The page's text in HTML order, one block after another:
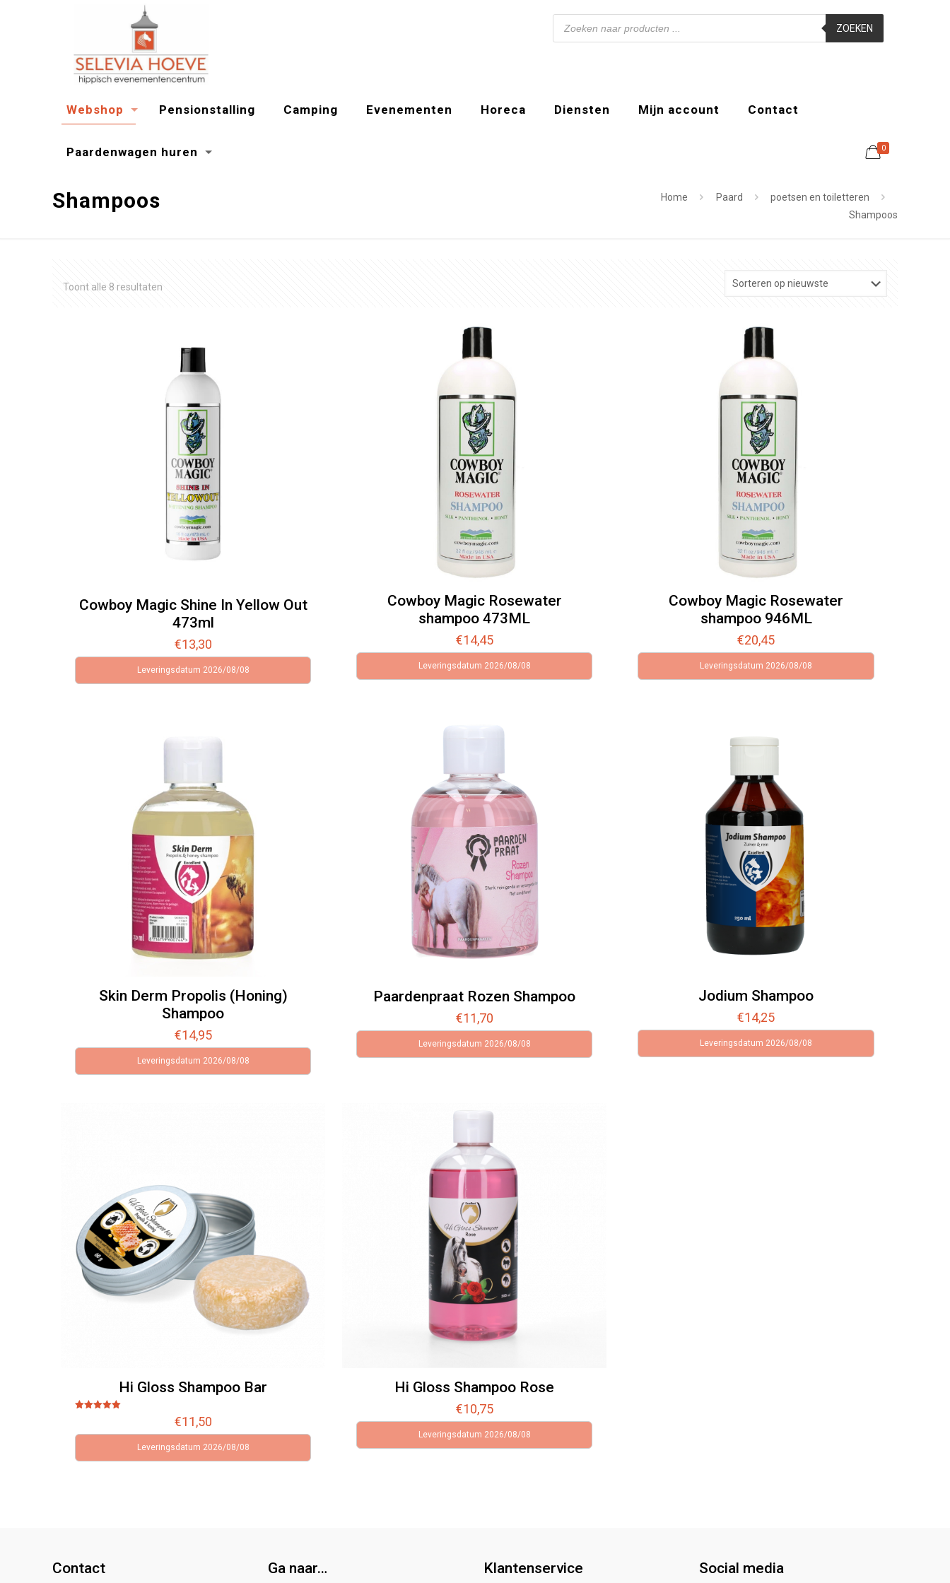
Webshop Pensionstalling Camping Evenementen Horeca Diensten Mijn account Contact
Paardenwagen huren
Producten
zoeken
ZOEKEN
0
Shampoos Home Paard
poetsen en toiletteren
Shampoos
Toont alle 8 resultaten
Cowboy Magic Shine In Yellow Out
473ml
€13,30
Leveringsdatum 2026/08/08
Cowboy Magic Rosewater
shampoo 473ML
€14,45
Leveringsdatum 2026/08/08
Cowboy Magic Rosewater
shampoo 946ML
€20,45
Leveringsdatum 2026/08/08
Skin Derm Propolis (Honing)
Shampoo
€14,95
Leveringsdatum 2026/08/08
Paardenpraat Rozen Shampoo
€11,70
Leveringsdatum 2026/08/08
Jodium Shampoo
€14,25
Leveringsdatum 2026/08/08
Hi Gloss Shampoo Bar
uit 5
€11,50
Leveringsdatum 2026/08/08
Hi Gloss Shampoo Rose
€10,75
Leveringsdatum 2026/08/08
Contact Ga naar… Klantenservice Social media